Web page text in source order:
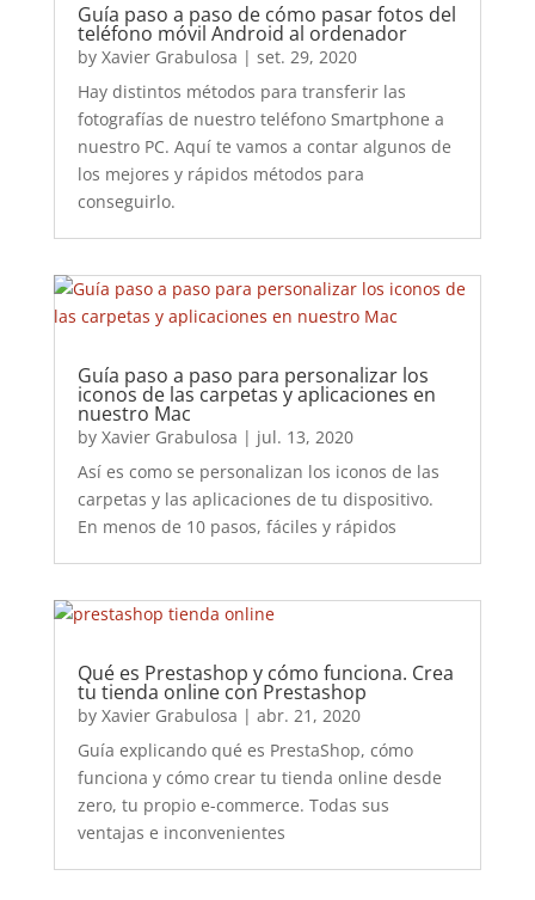
Guía paso a paso de cómo pasar fotos del
teléfono móvil Android al ordenador
by Xavier Grabulosa | set. 29, 2020
Hay distintos métodos para transferir las
fotografías de nuestro teléfono Smartphone a
nuestro PC. Aquí te vamos a contar algunos de
los mejores y rápidos métodos para
conseguirlo.
Guía paso a paso para personalizar los
iconos de las carpetas y aplicaciones en
nuestro Mac
by Xavier Grabulosa | jul. 13, 2020
Así es como se personalizan los iconos de las
carpetas y las aplicaciones de tu dispositivo.
En menos de 10 pasos, fáciles y rápidos
Qué es Prestashop y cómo funciona. Crea
tu tienda online con Prestashop
by Xavier Grabulosa | abr. 21, 2020
Guía explicando qué es PrestaShop, cómo
funciona y cómo crear tu tienda online desde
zero, tu propio e-commerce. Todas sus
ventajas e inconvenientes